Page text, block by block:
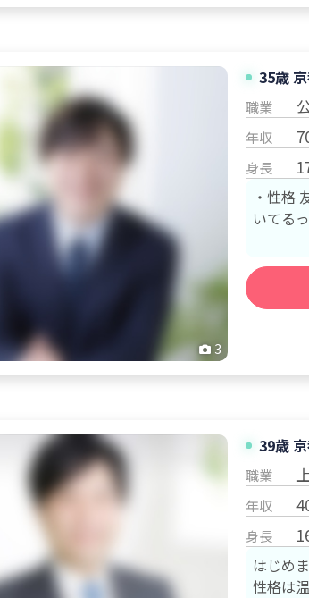
3
35歳
職業
年収
身長
・性格
39歳
職業
年収
身長
はじめまして。 京都の北部に住んでいます。
性格は